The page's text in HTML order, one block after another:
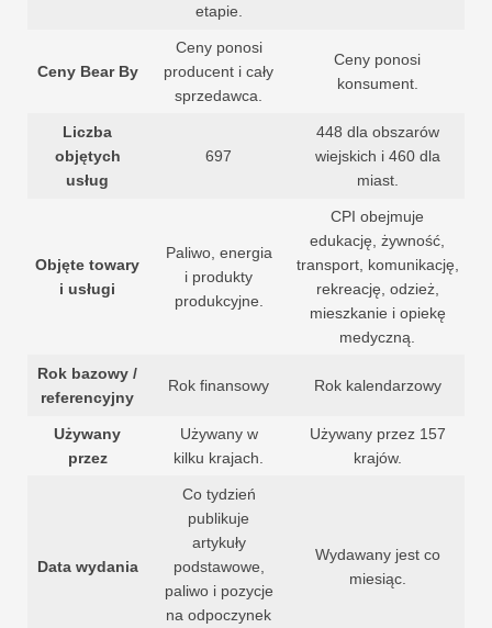
etapie.
Ceny Bear By
Ceny ponosi
producent i cały
sprzedawca.
Ceny ponosi
konsument.
Liczba
objętych
usług
697
448 dla obszarów
wiejskich i 460 dla
miast.
Objęte towary
i usługi
Paliwo, energia
i produkty
produkcyjne.
CPI obejmuje
edukację, żywność,
transport, komunikację,
rekreację, odzież,
mieszkanie i opiekę
medyczną.
Rok bazowy /
referencyjny
Rok finansowy Rok kalendarzowy
Używany
przez
Używany w
kilku krajach.
Używany przez 157
krajów.
Data wydania
Co tydzień
publikuje
artykuły
podstawowe,
paliwo i pozycje
na odpoczynek
Wydawany jest co
miesiąc.